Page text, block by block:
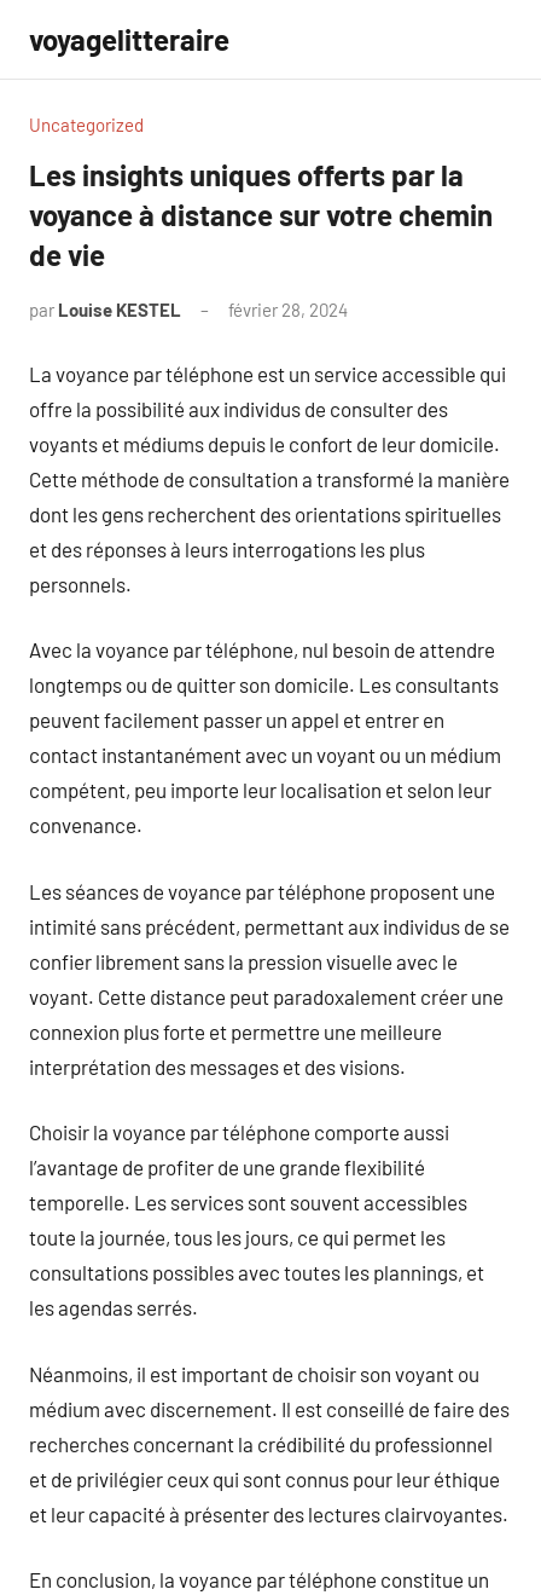
contenu
voyagelitteraire
Uncategorized
Les insights uniques offerts par la
voyance à distance sur votre chemin
de vie
par Louise KESTEL février 28, 2024
La voyance par téléphone est un service accessible qui
offre la possibilité aux individus de consulter des
voyants et médiums depuis le confort de leur domicile.
Cette méthode de consultation a transformé la manière
dont les gens recherchent des orientations spirituelles
et des réponses à leurs interrogations les plus
personnels.
Avec la voyance par téléphone, nul besoin de attendre
longtemps ou de quitter son domicile. Les consultants
peuvent facilement passer un appel et entrer en
contact instantanément avec un voyant ou un médium
compétent, peu importe leur localisation et selon leur
convenance.
Les séances de voyance par téléphone proposent une
intimité sans précédent, permettant aux individus de se
confier librement sans la pression visuelle avec le
voyant. Cette distance peut paradoxalement créer une
connexion plus forte et permettre une meilleure
interprétation des messages et des visions.
Choisir la voyance par téléphone comporte aussi
l’avantage de profiter de une grande flexibilité
temporelle. Les services sont souvent accessibles
toute la journée, tous les jours, ce qui permet les
consultations possibles avec toutes les plannings, et
les agendas serrés.
Néanmoins, il est important de choisir son voyant ou
médium avec discernement. Il est conseillé de faire des
recherches concernant la crédibilité du professionnel
et de privilégier ceux qui sont connus pour leur éthique
et leur capacité à présenter des lectures clairvoyantes.
En conclusion, la voyance par téléphone constitue un